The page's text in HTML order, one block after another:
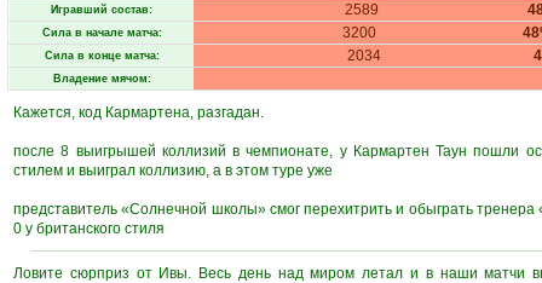
Игравший состав: 2589
Сила в начале матча: 3200
Сила в конце матча: 2034
Владение мячом:
Кажется, код Кармартена, разгадан.
после 8 выигрышей коллизий в чемпионате, у Кармартен Таун пошли
стилем и выиграл коллизию, а в этом туре уже
представитель «Солнечной школы» смог перехитрить и обыграть
0 у британского стиля
Ловите сюрприз от Ивы. Весь день над миром летал и в наши матчи